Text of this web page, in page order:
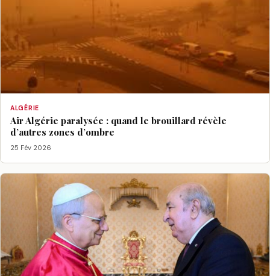
ALGÉRIE
Air Algérie paralysée : quand le brouillard révèle
d’autres zones d’ombre
25 Fév 2026